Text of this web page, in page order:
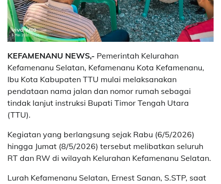
KEFAMENANU NEWS,- Pemerintah Kelurahan
Kefamenanu Selatan, Kefamenanu Kota Kefamenanu,
Ibu Kota Kabupaten TTU mulai melaksanakan
pendataan nama jalan dan nomor rumah sebagai
tindak lanjut instruksi Bupati Timor Tengah Utara
(TTU).
Kegiatan yang berlangsung sejak Rabu (6/5/2026)
hingga Jumat (8/5/2026) tersebut melibatkan seluruh
RT dan RW di wilayah Kelurahan Kefamenanu Selatan.
Lurah Kefamenanu Selatan, Ernest Sanan, S.STP, saat